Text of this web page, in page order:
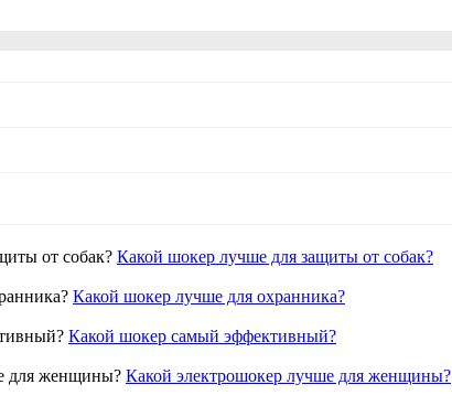
Какой шокер лучше для защиты от собак?
Какой шокер лучше для охранника?
Какой шокер самый эффективный?
Какой электрошокер лучше для женщины?